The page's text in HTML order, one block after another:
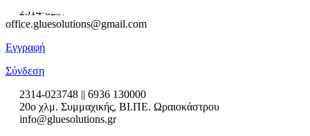
2314-023748
office.gluesolutions@gmail.com
Εγγραφή
Σύνδεση
2314-023748 || 6936 130000
20ο χλμ. Συμμαχικής, ΒΙ.ΠΕ. Ωραιοκάστρου
info@gluesolutions.gr